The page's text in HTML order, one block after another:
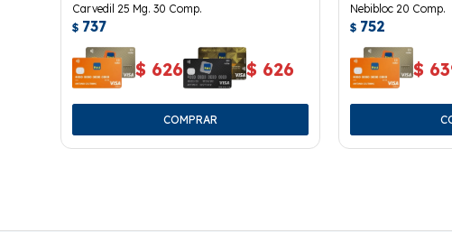
Carvedil 25 Mg. 30 Comp.
$ 737
$ 626 $ 626
Nebibloc 20 Comp.
$ 752
$